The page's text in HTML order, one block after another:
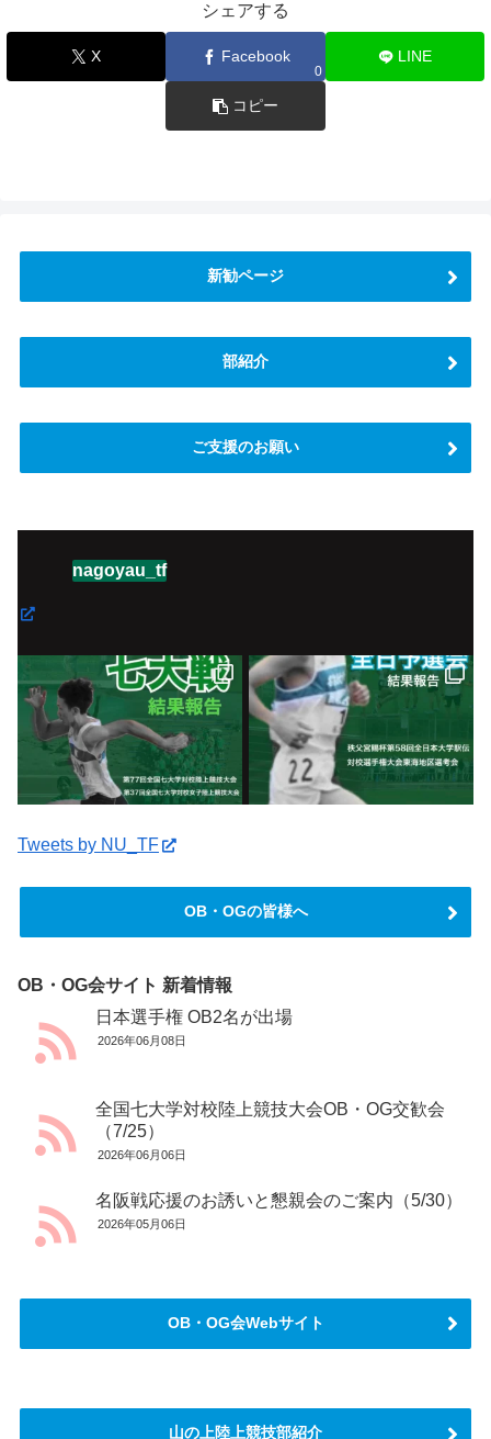
シェアする
X Facebook
0
LINE
コピー
新勧ページ
部紹介
ご支援のお願い
nagoyau_tf
Tweets by NU_TF
OB・OGの皆様へ
OB・OG会サイト 新着情報
日本選手権 OB2名が出場
2026年06月08日
全国七大学対校陸上競技大会OB・OG交歓会
（7/25）
2026年06月06日
名阪戦応援のお誘いと懇親会のご案内（5/30）
2026年05月06日
OB・OG会Webサイト
山の上陸上競技部紹介